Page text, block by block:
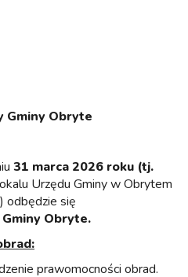
Gminy Obryte
31 marca 2026 roku (tj.
Urzędu Gminy w Obrytem
odbędzie się
Gminy Obryte.
prawomocności obrad.